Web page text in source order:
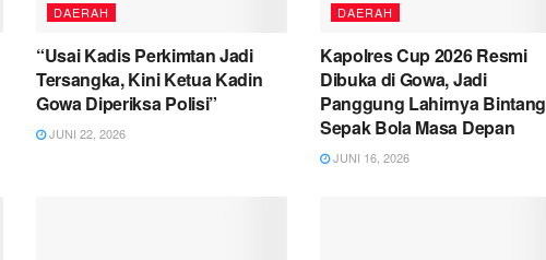
DAERAH
“Usai Kadis Perkimtan Jadi
Tersangka, Kini Ketua Kadin
Gowa Diperiksa Polisi”
JUNI 22, 2026
DAERAH
Kapolres Cup 2026 Resmi
Dibuka di Gowa, Jadi
Panggung Lahirnya Bintang
Sepak Bola Masa Depan
JUNI 16, 2026